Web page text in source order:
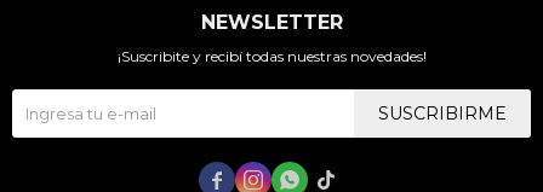
NEWSLETTER
¡Suscribite y recibí todas nuestras novedades!
SUSCRIBIRME
   